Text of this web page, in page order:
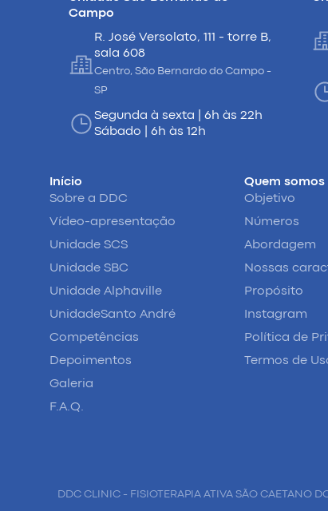
Campo
R. José Versolato, 111 - torre B,
sala 608
Centro, São Bernardo do Campo -
SP
Segunda à sexta | 6h às 22h
Sábado | 6h às 12h
Início
Sobre a DDC
Vídeo-apresentação
Unidade SCS
Unidade SBC
Unidade Alphaville
UnidadeSanto André
Competências
Depoimentos
Galeria
F.A.Q.
Quem somos
Objetivo
Números
Abordagem
Nossas
Propósito
Instagram
Política de
Termos de
DDC CLINIC - FISIOTERAPIA ATIVA SÃO CAETANO